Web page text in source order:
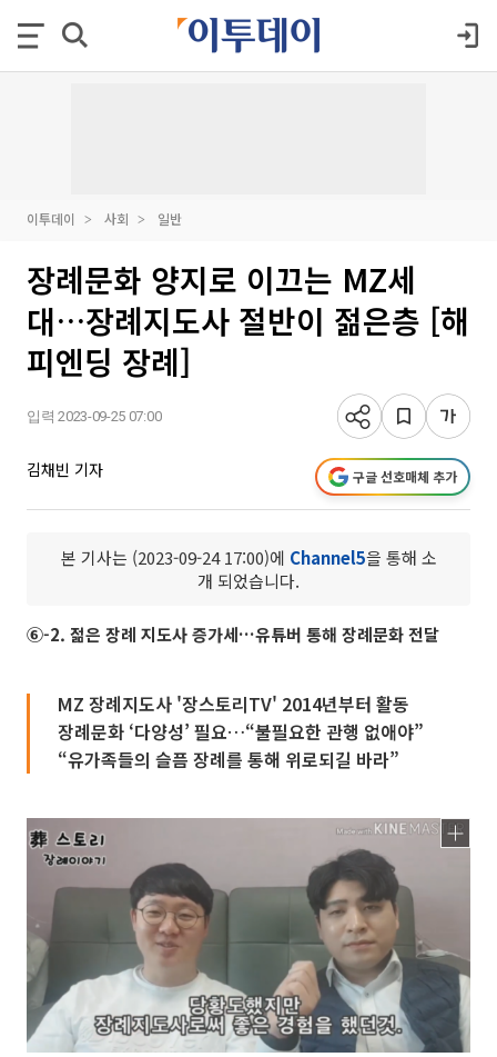
이투데이 사회 일반
장례문화 양지로 이끄는 MZ세
대…장례지도사 절반이 젊은층 [해
피엔딩 장례]
입력 2023-09-25 07:00
김채빈 기자 구글 선호매체 추가
본 기사는 (2023-09-24 17:00)에 Channel5을 통해 소
개 되었습니다.
⑥-2. 젊은 장례 지도사 증가세…유튜버 통해 장례문화 전달
MZ 장례지도사 '장스토리TV' 2014년부터 활동
장례문화 ‘다양성’ 필요…“불필요한 관행 없애야”
“유가족들의 슬픔 장례를 통해 위로되길 바라”